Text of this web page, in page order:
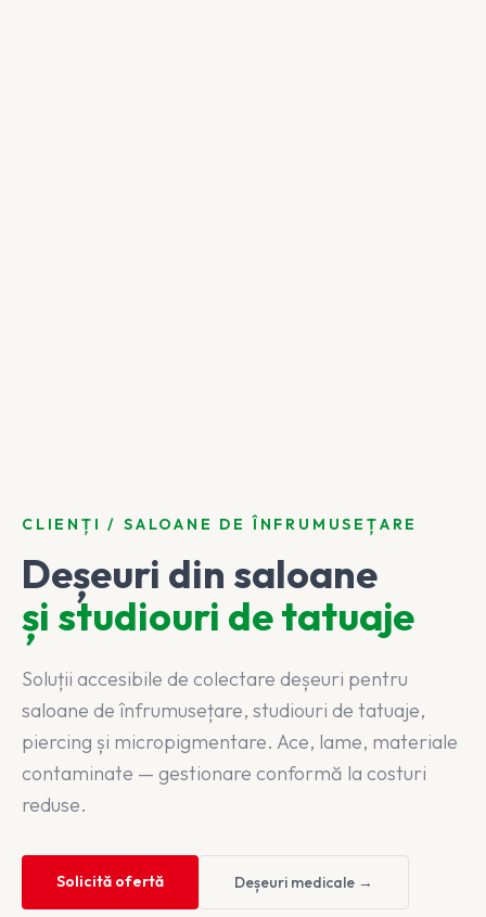
CLIENȚI / SALOANE DE ÎNFRUMUSEȚARE
Deșeuri din saloane
și studiouri de tatuaje
Soluții accesibile de colectare deșeuri pentru
saloane de înfrumusețare, studiouri de tatuaje,
piercing și micropigmentare. Ace, lame, materiale
contaminate — gestionare conformă la costuri
reduse.
Solicită ofertă Deșeuri medicale →